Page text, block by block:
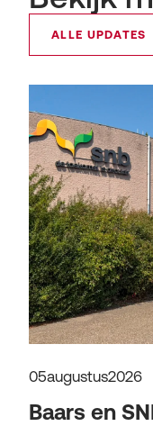
ALLE UPDATES
05augustus2026
Baars en